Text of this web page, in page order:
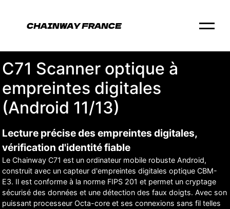
C71 Scanner optique à
empreintes digitales
(Android 11/13)
Lecture précise des empreintes digitales,
vérification d'identité fiable
Le Chainway C71 est un ordinateur mobile robuste Android,
construit avec un capteur d'empreintes digitales optique CBM-
E3. Il est conforme à la norme FIPS 201 et permet un cryptage
sécurisé des données et une détection des faux doigts. Avec son
puissant processeur Octa-core et ses connexions sans fil telles